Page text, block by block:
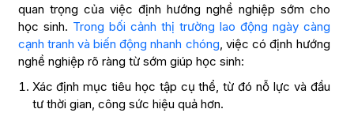
quan trọng của việc định hướng nghề nghiệp sớm cho
học sinh. Trong bối cảnh thị trường lao động ngày càng
cạnh tranh và biến động nhanh chóng, việc có định hướng
nghề nghiệp rõ ràng từ sớm giúp học sinh:
Xác định mục tiêu học tập cụ thể, từ đó nỗ lực và đầu
tư thời gian, công sức hiệu quả hơn.